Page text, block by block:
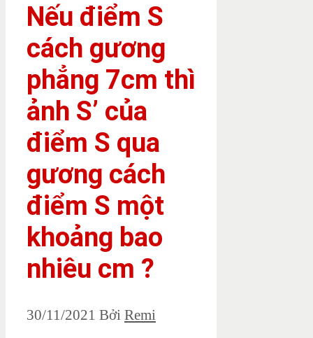
Nếu điểm S
cách gương
phẳng 7cm thì
ảnh S’ của
điểm S qua
gương cách
điểm S một
khoảng bao
nhiêu cm ?
30/11/2021 Bởi Remi